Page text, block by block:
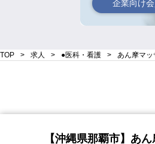
【沖縄県那覇市】あ
企業向け
TOP 求人 ●医科・看護 あん摩マ